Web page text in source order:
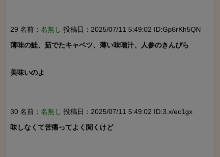
29 名前： 名無し 投稿日：2025/07/11 5:49:02 ID:Gp6rKh5QN
薄味の鮭、茹でたキャベツ、薄い味噌汁、人参のきんぴら
美味いのよ
30 名前： 名無し 投稿日：2025/07/11 5:49:02 ID:3.x/ec1gx
味しなくて苦痛ってよく聞くけど